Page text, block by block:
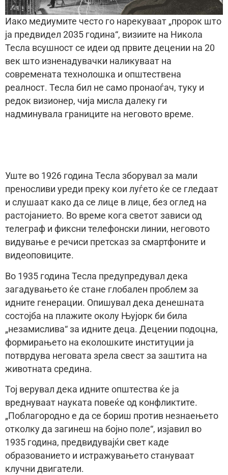
Иако медиумите често го нарекуваат „пророк што
ја предвидел 2035 година“, визиите на Никола
Тесла всушност се идеи од првите децении на 20
век што изненадувачки наликуваат на
современата технолошка и општествена
реалност. Тесла бил не само пронаоѓач, туку и
редок визионер, чија мисла далеку ги
надминувала границите на неговото време.
Уште во 1926 година Тесла зборувал за мали
преносливи уреди преку кои луѓето ќе се гледаат
и слушаат како да се лице в лице, без оглед на
растојанието. Во време кога светот зависи од
телеграф и фиксни телефонски линии, неговото
видување е речиси претсказ за смартфоните и
видеоповиците.
Во 1935 година Тесла предупредувал дека
загадувањето ќе стане глобален проблем за
идните генерации. Опишувал дека денешната
состојба на плажите околу Њујорк би била
„незамислива“ за идните деца. Децении подоцна,
формирањето на еколошките институции ја
потврдува неговата зрелa свест за заштита на
животната средина.
Тој верувал дека идните општества ќе ја
вреднуваат науката повеќе од конфликтите.
„Поблагородно е да се бориш против незнаењето
отколку да загинеш на бојно поле“, изјавил во
1935 година, предвидувајќи свет каде
образованието и истражувањето стануваат
клучни двигатели.